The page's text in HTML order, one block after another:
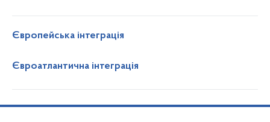
Європейська інтеграція
Євроатлантична інтеграція